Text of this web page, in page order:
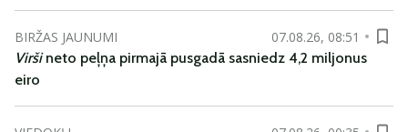
BIRŽAS JAUNUMI
07.08.26, 08:51
Viršineto peļņa pirmajā pusgadā sasniedz 4,2 miljonus
eiro